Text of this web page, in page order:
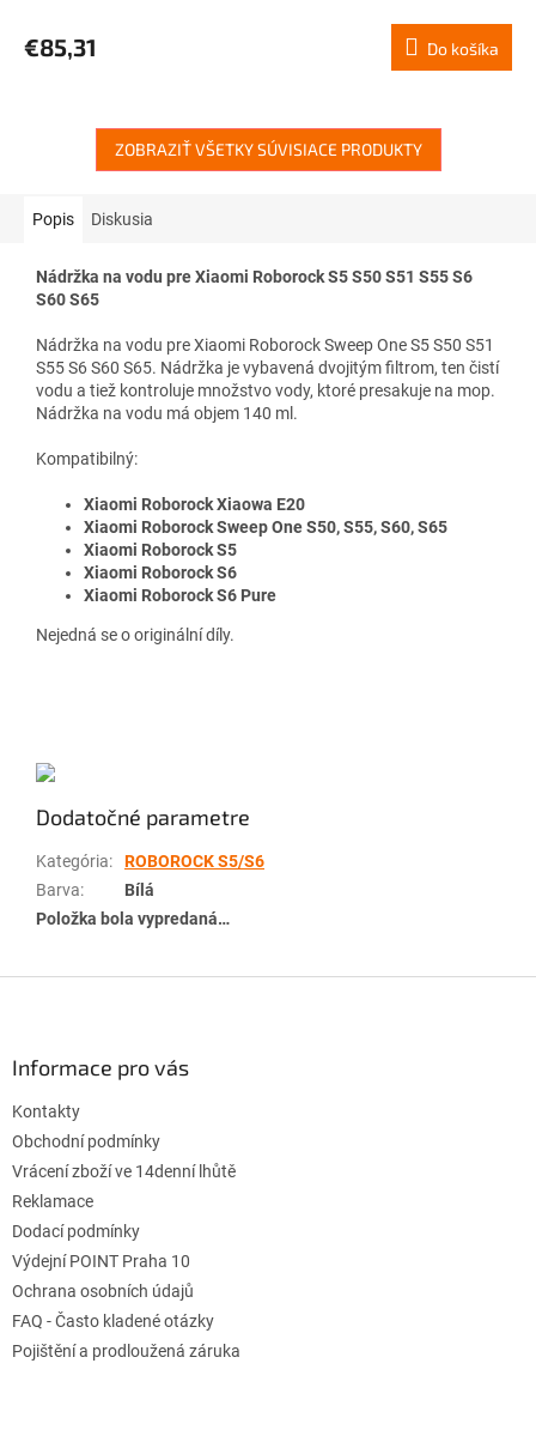
€85,31 Do košíka
ZOBRAZIŤ VŠETKY SÚVISIACE PRODUKTY
Popis Diskusia
Nádržka na vodu pre Xiaomi Roborock S5 S50 S51 S55 S6
S60 S65
Nádržka na vodu pre Xiaomi Roborock Sweep One S5 S50 S51
S55 S6 S60 S65. Nádržka je vybavená dvojitým filtrom, ten čistí
vodu a tiež kontroluje množstvo vody, ktoré presakuje na mop.
Nádržka na vodu má objem 140 ml.
Kompatibilný:
Xiaomi Roborock Xiaowa E20
Xiaomi Roborock Sweep One S50, S55, S60, S65
Xiaomi Roborock S5
Xiaomi Roborock S6
Xiaomi Roborock S6 Pure
Nejedná se o originální díly.
Dodatočné parametre
Kategória:
ROBOROCK S5/S6
Barva:
Bílá
Položka bola vypredaná…
Informace pro vás
Kontakty
Obchodní podmínky
Vrácení zboží ve 14denní lhůtě
Reklamace
Dodací podmínky
Výdejní POINT Praha 10
Ochrana osobních údajů
FAQ - Často kladené otázky
Pojištění a prodloužená záruka